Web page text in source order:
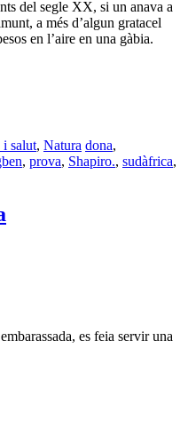
del segle XX, si un anava a
a més d’algun gratacel
en l’aire en una gàbia.
i salut, Natura dona,
, prova, Shapiro., sudàfrica,
es feia servir una